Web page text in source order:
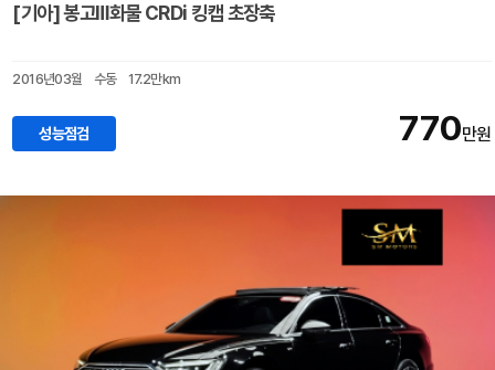
[기아] 봉고Ⅲ화물 CRDi 킹캡 초장축
2016년03월 수동 17.2만km
성능점검 770만원